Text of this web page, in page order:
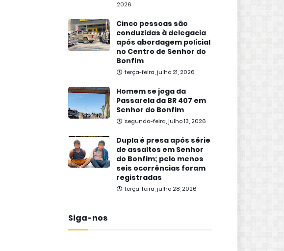
2026
Cinco pessoas são
conduzidas à delegacia
após abordagem policial
no Centro de Senhor do
Bonfim
terça-feira, julho 21, 2026
Homem se joga da
Passarela da BR 407 em
Senhor do Bonfim
segunda-feira, julho 13, 2026
Dupla é presa após série
de assaltos em Senhor
do Bonfim; pelo menos
seis ocorrências foram
registradas
terça-feira, julho 28, 2026
Siga-nos